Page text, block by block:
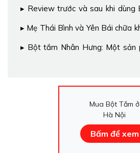
Review trước và sau khi dùng
Mẹ Thái Bình và Yên Bái chữa
Bột tắm Nhân Hưng: Một sản
Mua Bột Tắm ở
Hà Nội
Bấm để xem